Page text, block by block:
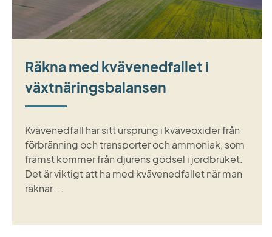
Räkna med kvävenedfallet i
växtnäringsbalansen
Kvävenedfall har sitt ursprung i kväveoxider från
förbränning och transporter och ammoniak, som
främst kommer från djurens gödsel i jordbruket.
Det är viktigt att ha med kvävenedfallet när man
räknar ...